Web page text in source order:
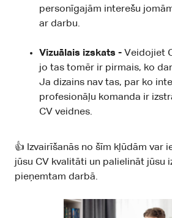
personīgajām interešu
ar darbu.
Vizuālais izskats - Veidojiet
jo tas tomēr ir pirmais, ko
Ja dizains nav tas, par ko
profesionāļu komanda ir
CV veidnes.
👍 Izvairīšanās no šīm kļūdām var
jūsu CV kvalitāti un palielināt jūsu
pieņemtam darbā.